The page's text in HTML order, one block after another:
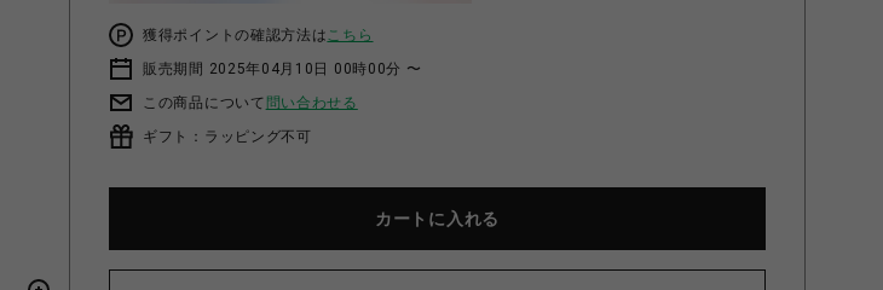
獲得ポイントの確認方法はこちら
販売期間 2025年04月10日 00時00分 〜
この商品について 問い合わせる
ギフト：ラッピング不可
カートに入れる